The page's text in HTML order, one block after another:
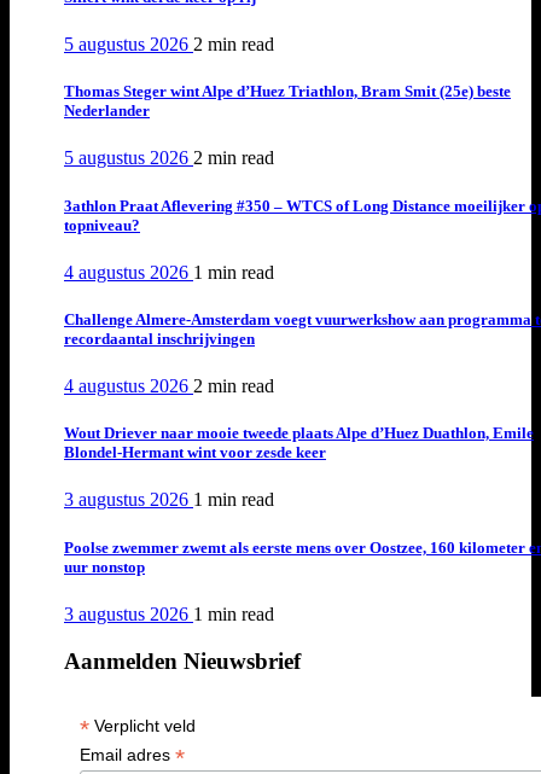
5 augustus 2026 2 min read
Thomas Steger wint Alpe d’Huez Triathlon, Bram Smit (25e) beste
Nederlander
5 augustus 2026 2 min read
3athlon Praat Aflevering #350 – WTCS of Long Distance moeilijker
topniveau?
4 augustus 2026 1 min read
Challenge Almere-Amsterdam voegt vuurwerkshow aan programma
recordaantal inschrijvingen
4 augustus 2026 2 min read
Wout Driever naar mooie tweede plaats Alpe d’Huez Duathlon, Emile
Blondel-Hermant wint voor zesde keer
3 augustus 2026 1 min read
Poolse zwemmer zwemt als eerste mens over Oostzee, 160 kilometer
uur nonstop
3 augustus 2026 1 min read
Aanmelden Nieuwsbrief
*Verplicht veld
Email adres *